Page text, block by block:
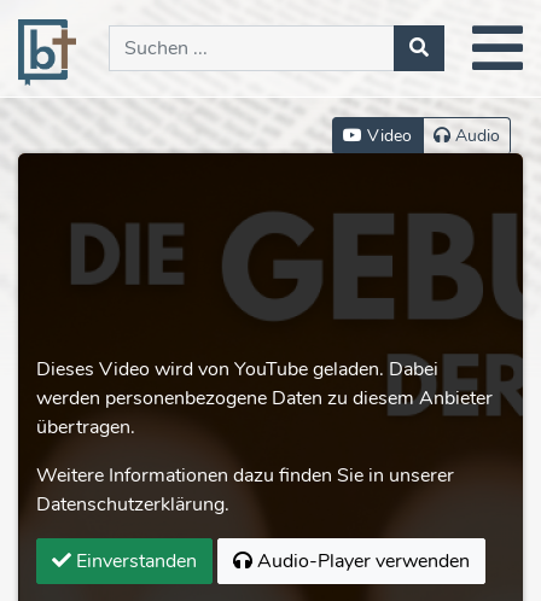
Video Audio
Dieses Video wird von YouTube geladen. Dabei
werden personenbezogene Daten zu diesem Anbieter
übertragen.
Weitere Informationen dazu finden Sie in unserer
Datenschutzerklärung.
Einverstanden Audio-Player verwenden